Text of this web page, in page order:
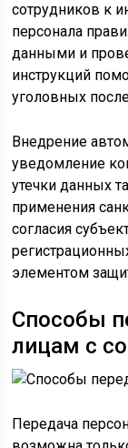
сотрудников к
персонала
данными и
инструкций
уголовных
Внедрение
уведомление
утечки данных
применения
согласия
элементом
Способы
лицам с
Передача